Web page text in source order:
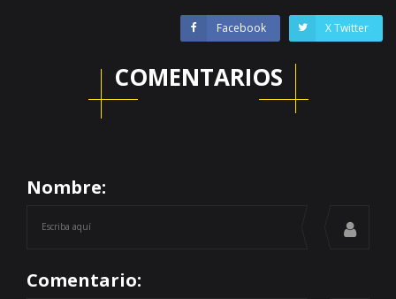
Facebook X Twitter
COMENTARIOS
Nombre:
Comentario: